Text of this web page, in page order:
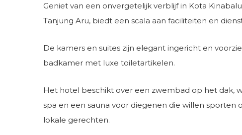
Geniet van een onvergetelijk verblijf in Kota
Tanjung Aru, biedt een scala aan faciliteiten en
De kamers en suites zijn elegant ingericht en
badkamer met luxe toiletartikelen.
Het hotel beschikt over een zwembad op het dak,
spa en een sauna voor diegenen die willen
lokale gerechten.